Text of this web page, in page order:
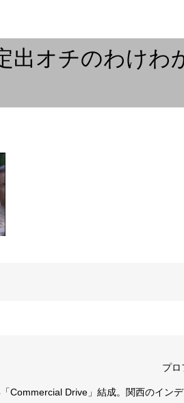
Secreta – 関西... Typo
物詩
出オチのわけわ
プロ
Commercial Drive」結成。関西のイン